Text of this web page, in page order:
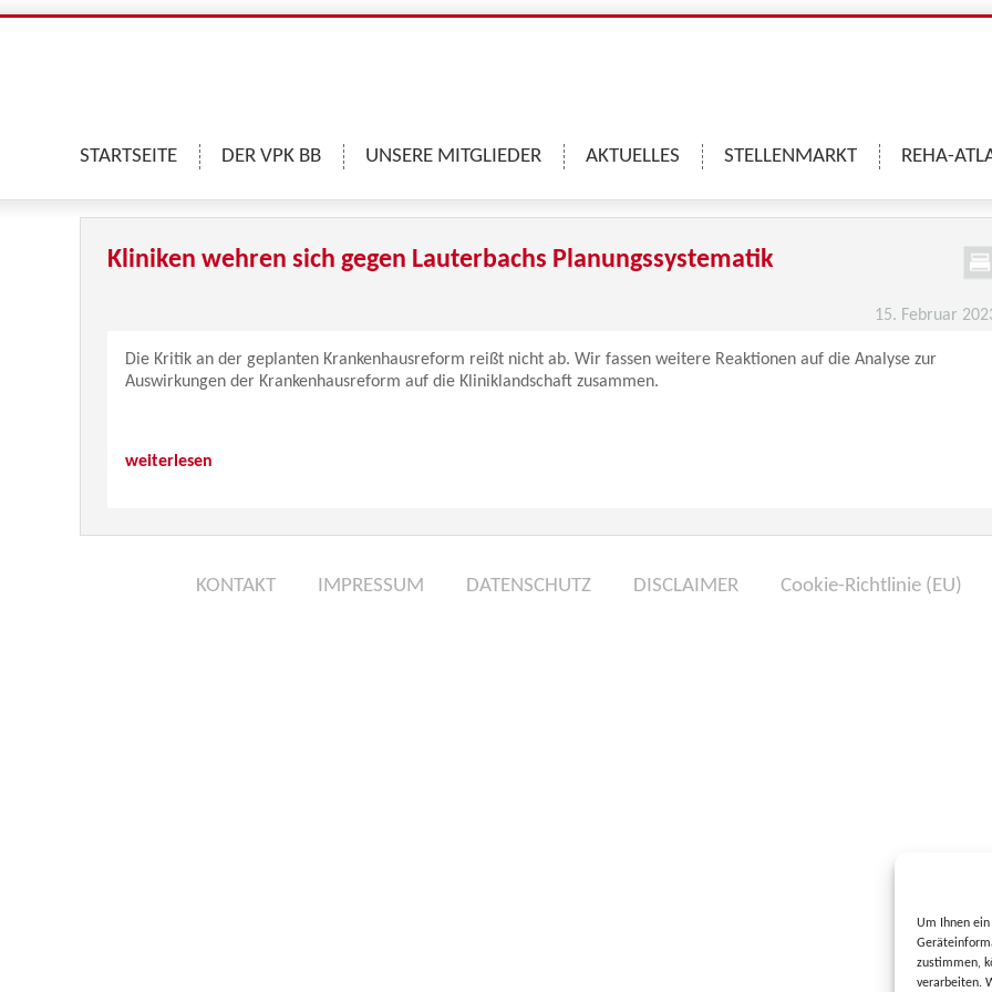
Um Ihnen
zustimmen,
verarbeiten.
STARTSEITE DER VPK BB UNSERE MITGLIEDER AKTUELLES STELLENMARKT REHA-
Kliniken wehren sich gegen Lauterbachs Planungssystematik
15. Februar
Die Kritik an der geplanten Krankenhausreform reißt nicht ab. Wir fassen weitere Reaktionen auf die Analyse zur
Auswirkungen der Krankenhausreform auf die Kliniklandschaft zusammen.
weiterlesen
KONTAKT IMPRESSUM DATENSCHUTZ DISCLAIMER Cookie-Richtlinie (EU)